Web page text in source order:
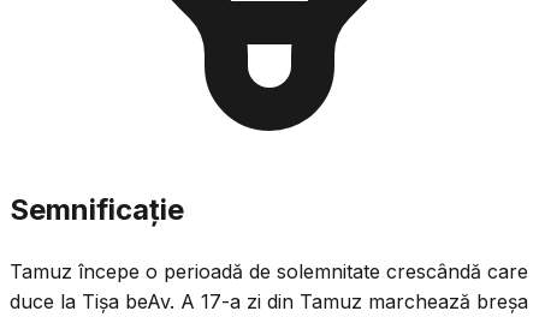
Semnificație
Tamuz începe o perioadă de solemnitate crescândă care
duce la Tișa beAv. A 17-a zi din Tamuz marchează breșa